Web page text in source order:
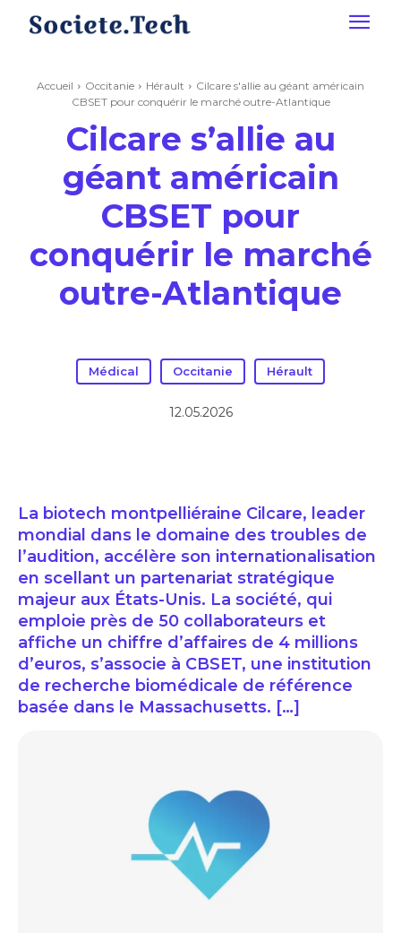
Accueil Occitanie Hérault
Cilcare s'allie au géant américain
CBSET pour conquérir le marché outre-Atlantique
Cilcare s’allie au
géant américain
CBSET pour
conquérir le marché
outre-Atlantique
Médical Occitanie Hérault
12.05.2026
La biotech montpelliéraine Cilcare, leader
mondial dans le domaine des troubles de
l’audition, accélère son internationalisation
en scellant un partenariat stratégique
majeur aux États-Unis. La société, qui
emploie près de 50 collaborateurs et
affiche un chiffre d’affaires de 4 millions
d’euros, s’associe à CBSET, une institution
de recherche biomédicale de référence
basée dans le Massachusetts. […]